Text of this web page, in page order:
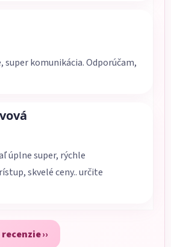
je 5 z 5 hviezdičiek.
super komunikácia. Odporúčam,
je 5 z 5 hviezdičiek.
úplne super, rýchle
skvelé ceny.. určite